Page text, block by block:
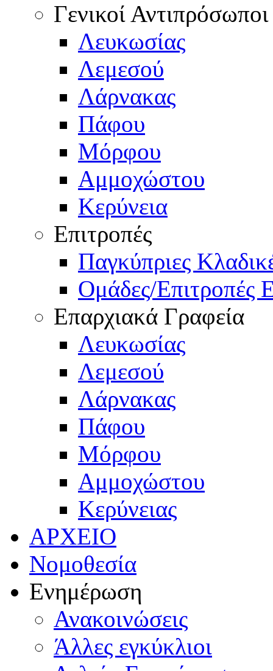
Γενικοί Αντιπρόσωποι
Λευκωσίας
Λεμεσού
Λάρνακας
Πάφου
Μόρφου
Αμμοχώστου
Κερύνεια
Επιτροπές
Παγκύπριες
Ομάδες/Επιτροπές
Επαρχιακά Γραφεία
Λευκωσίας
Λεμεσού
Λάρνακας
Πάφου
Μόρφου
Αμμοχώστου
Κερύνειας
ΑΡΧΕΙΟ
Νομοθεσία
Ενημέρωση
Ανακοινώσεις
Άλλες εγκύκλιοι